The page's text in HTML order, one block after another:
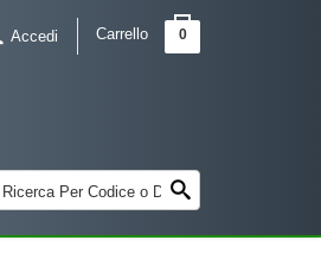
Accedi Carrello 0